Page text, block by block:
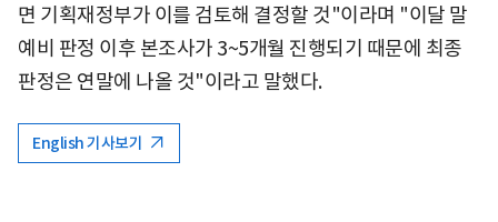
면 기획재정부가 이를 검토해 결정할 것"이라며 "이달 말
예비 판정 이후 본조사가 3~5개월 진행되기 때문에 최종
판정은 연말에 나올 것"이라고 말했다.
English 기사보기